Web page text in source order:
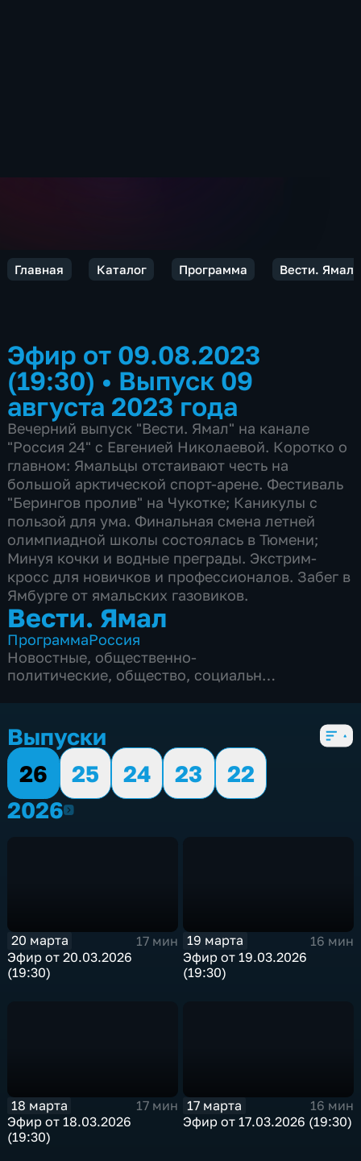
Главная Каталог Программа Вести. Ямал
Эфир от 09.08.2023
(19:30) • Выпуск 09
августа 2023 года
Вечерний выпуск "Вести. Ямал" на канале
"Россия 24" с Евгенией Николаевой. Коротко о
главном: Ямальцы отстаивают честь на
большой арктической спорт-арене. Фестиваль
"Берингов пролив" на Чукотке; Каникулы с
пользой для ума. Финальная смена летней
олимпиадной школы состоялась в Тюмени;
Минуя кочки и водные преграды. Экстрим-
кросс для новичков и профессионалов. Забег в
Ямбурге от ямальских газовиков.
Вести. Ямал
ПрограммаРоссия
Новостные, общественно-
политические, общество, социально-
Выпуски
26
25 24 23
22
20262026
20 марта
17 мин
Эфир от 20.03.2026
(19:30)
19 марта
16 мин
Эфир от 19.03.2026
(19:30)
18 марта
17 мин
Эфир от 18.03.2026
(19:30)
17 марта
16 мин
Эфир от 17.03.2026 (19:30)